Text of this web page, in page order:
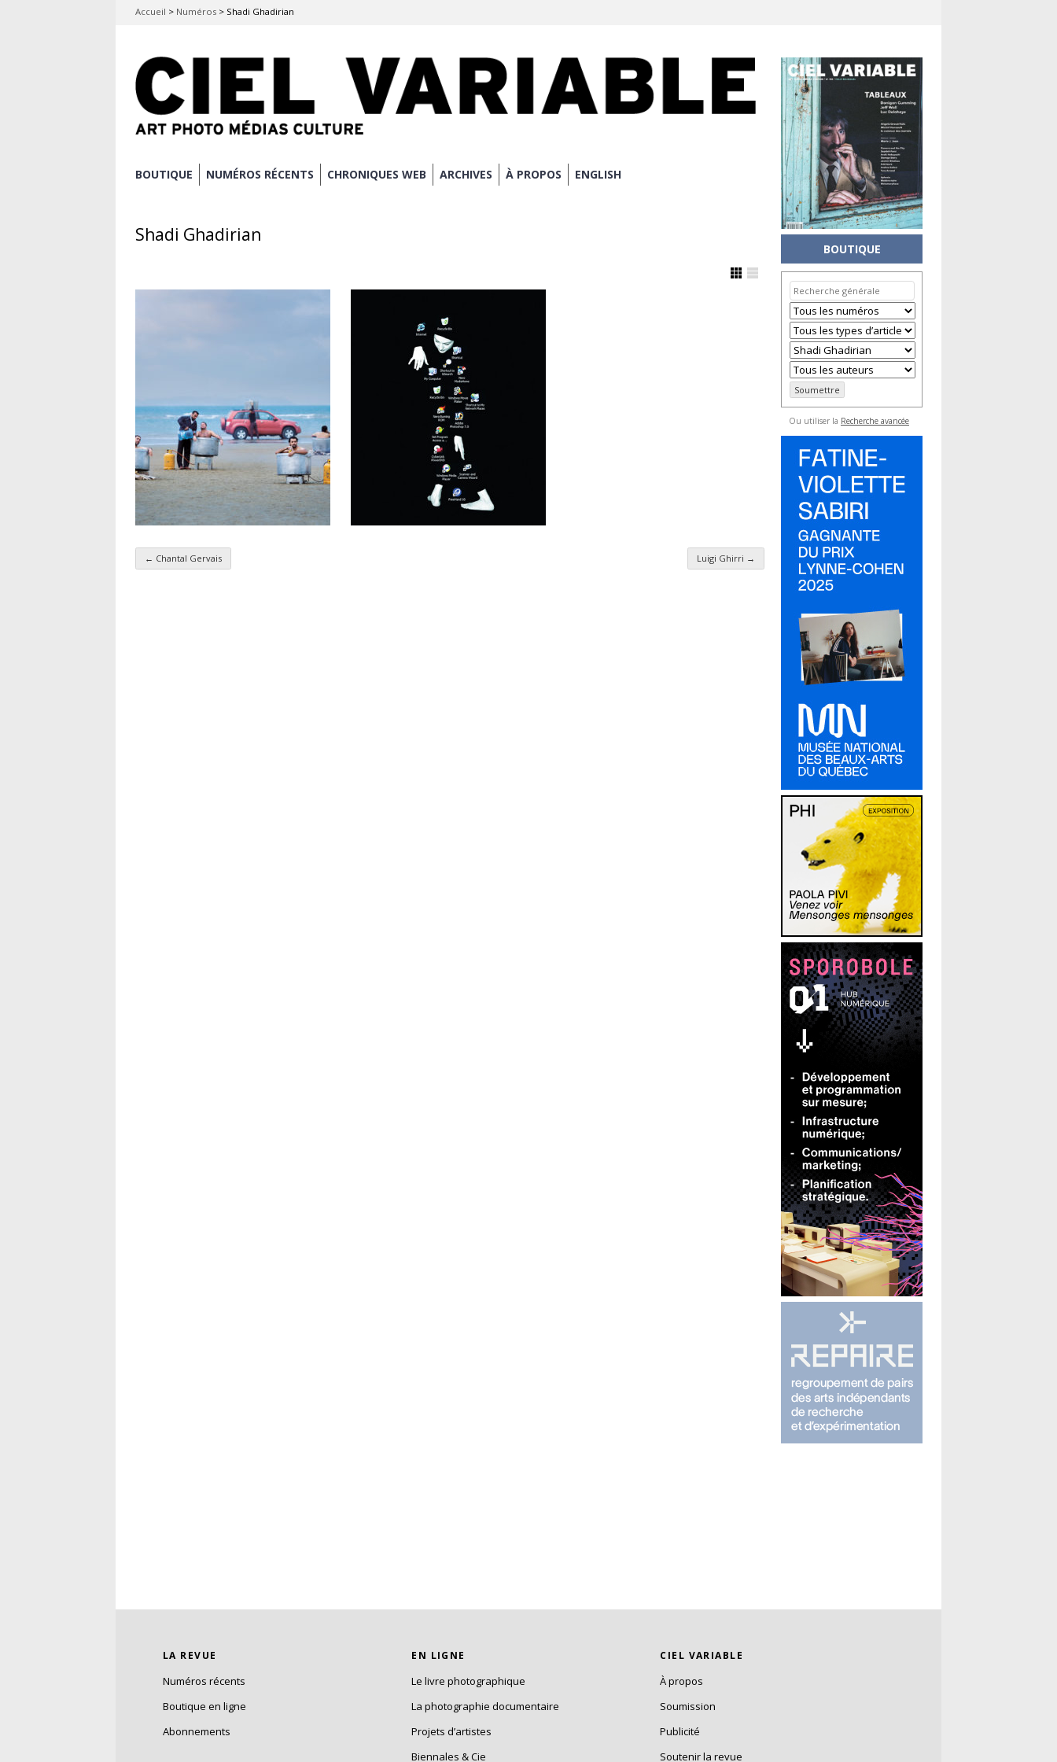
Accueil > Numéros > Shadi Ghadirian
Aller
principal
BOUTIQUE NUMÉROS RÉCENTS CHRONIQUES WEB ARCHIVES À PROPOS ENGLISH
Shadi Ghadirian
← Chantal Gervais Luigi Ghirri →
BOUTIQUE
Ou utiliser la Recherche avancée
LA REVUE
Numéros récents
Boutique en ligne
Abonnements
EN LIGNE
Le livre photographique
La photographie documentaire
Projets d’artistes
Biennales & Cie
CIEL VARIABLE
À propos
Soumission
Publicité
Soutenir la revue